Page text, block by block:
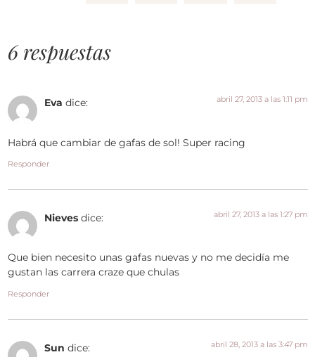
6 respuestas
Eva dice: abril 27, 2013 a las 1:11 pm
Habrá que cambiar de gafas de sol! Super racing
Responder
Nieves dice: abril 27, 2013 a las 1:27 pm
Que bien necesito unas gafas nuevas y no me decidía me
gustan las carrera craze que chulas
Responder
Sun dice: abril 28, 2013 a las 3:47 pm